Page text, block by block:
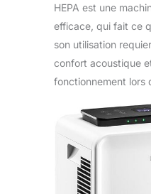
HEPA est une
efficace, qui fait ce
son utilisation
confort acoustique
fonctionnement lors